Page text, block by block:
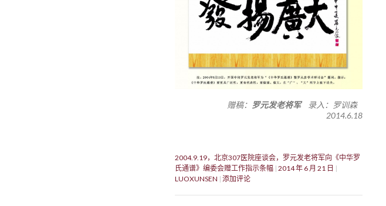
赠稿： 罗元发老将军录入：罗训森
2014.6.18
2004.9.19，北京307医院座谈会，罗元发老将军向《中华罗
氏通谱》编委会赠工作指示条幅 2014 年 6 月 21 日
LUOXUNSEN 添加评论